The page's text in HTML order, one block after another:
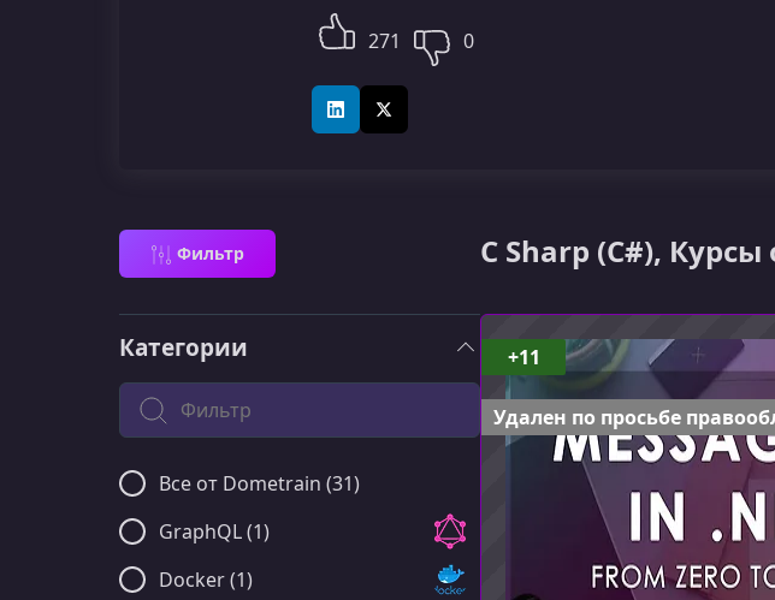
271 0
LinkedInX (Twitter)
Фильтр C Sharp (C#),
Категории
Поиск по категории
Все от Dometrain (31)
GraphQL (1)
Docker (1)
+11
Удален по просьбе